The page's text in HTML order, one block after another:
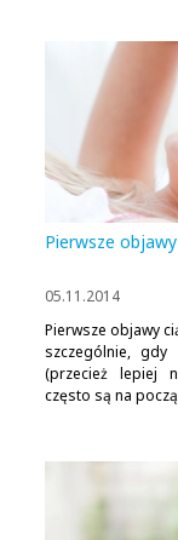
Pierwsze
05.11.2014
Pierwsze objawy
szczególnie,
(przecież lepiej
często są na